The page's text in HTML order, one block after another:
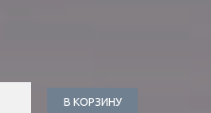
В КОРЗИНУ